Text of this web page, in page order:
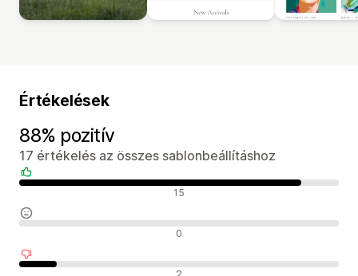
Értékelések
88% pozitív
17 értékelés az összes sablonbeállításhoz
Pozitív értékelések 15
Semleges értékelések 0
Negatív értékelések